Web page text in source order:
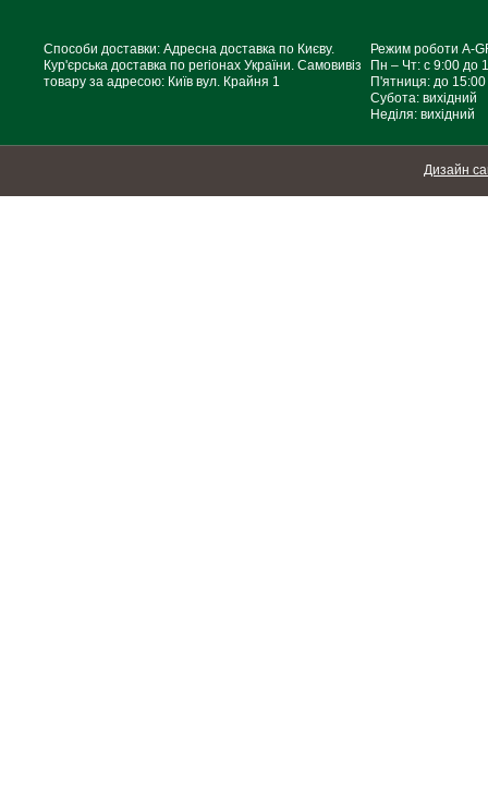
Способи доставки: Адресна доставка по Києву.
Кур'єрська доставка по регіонах України. Самовивіз
товару за адресою: Київ вул. Крайня 1
Режим роботи A-
Пн – Чт: с 9:00 до
П'ятниця: до 15:00
Субота: вихідний
Неділя: вихідний
Дизайн